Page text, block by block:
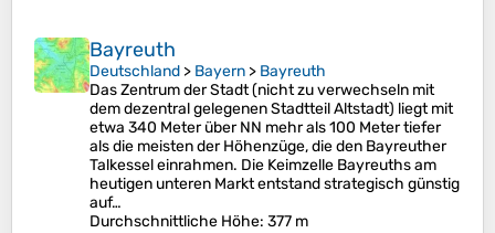
Bayreuth
Deutschland > Bayern > Bayreuth
Das Zentrum der Stadt (nicht zu verwechseln mit
dem dezentral gelegenen Stadtteil Altstadt) liegt mit
etwa 340 Meter über NN mehr als 100 Meter tiefer
als die meisten der Höhenzüge, die den Bayreuther
Talkessel einrahmen. Die Keimzelle Bayreuths am
heutigen unteren Markt entstand strategisch günstig
auf…
Durchschnittliche Höhe: 377 m